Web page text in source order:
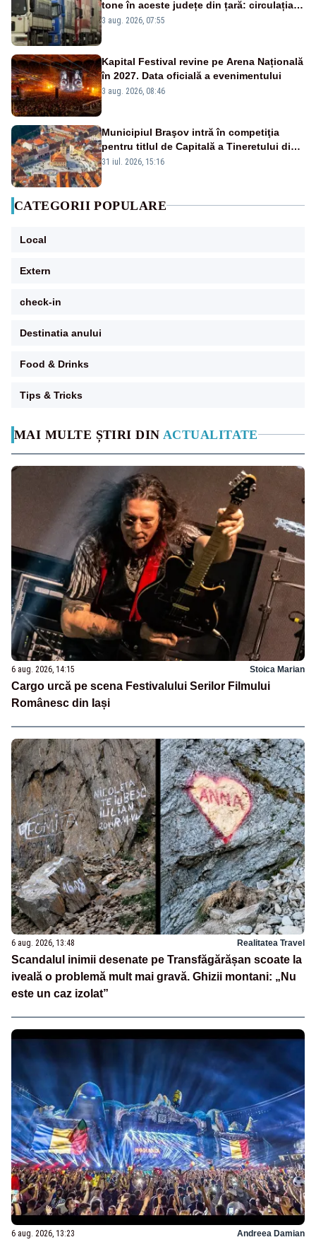
MAI MULTE ȘTIRI DIN ACTUALITATE
6 aug. 2026, 14:15 Stoica Marian
Cargo urcă pe scena Festivalului Serilor Filmului
Românesc din Iași
6 aug. 2026, 13:48 Realitatea Travel
Scandalul inimii desenate pe Transfăgărășan scoate la
iveală o problemă mult mai gravă. Ghizii montani: „Nu
este un caz izolat”
6 aug. 2026, 13:23 Andreea Damian
tone în aceste județe din țară: circulația
este interzisă luni, între orele 12:00 și
3 aug. 2026, 07:55
Kapital Festival revine pe Arena Națională
în 2027. Data oficială a evenimentului
3 aug. 2026, 08:46
Municipiul Braşov intră în competiţia
pentru titlul de Capitală a Tineretului din
România 2028
31 iul. 2026, 15:16
CATEGORII POPULARE
Local
Extern
check-in
Destinatia anului
Food & Drinks
Tips & Tricks